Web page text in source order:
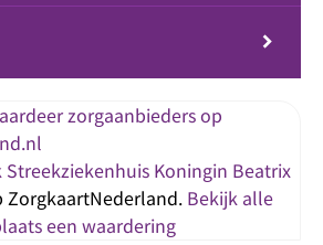
Streekziekenhuis Koningin Beatrix
ZorgkaartNederland. Bekijk alle
een waardering